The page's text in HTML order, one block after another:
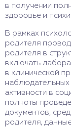
в получении
здоровье и
В рамках
родителя
родителя в
включать
в клинической
активности в
полноты
документов,
родителя,